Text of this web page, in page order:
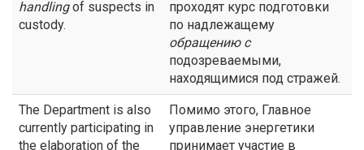
handlingof suspects in
custody.
проходят курс подготовки
по надлежащему
обращению с
подозреваемыми,
находящимися под стражей.
The Department is also
currently participating in
the elaboration of the
Помимо этого, Главное
управление энергетики
принимает участие в